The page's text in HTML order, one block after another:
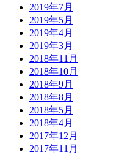
2019年7月
2019年5月
2019年4月
2019年3月
2018年11月
2018年10月
2018年9月
2018年8月
2018年5月
2018年4月
2017年12月
2017年11月